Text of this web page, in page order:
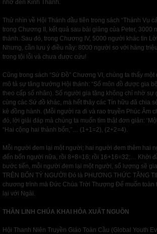
nhờ đến Kinh Thánh.
Thử nhìn về Hội Thánh đầu tiên trong sách “Thánh Vụ
trong Chương II, kết quả sau bài giảng của Peter, 3000
thánh. Sau đó, trong Chương IV, 5000 người khác tin
Nhưng, cần lưu ý điều nầy: 8000 người so với hàng
trong tội lỗi và chưa được cứu!
Cũng trong sách “Sứ Đồ” Chương VI, chúng ta thấy
mô tả sự tăng trưởng Hội thánh: “Số môn đồ được gia
theo cấp số nhân). Số người gia tăng không chỉ nhờ sự
cùng các Sứ đồ khác, mà hết thảy các Tín hữu đã chia
kẻ đồng hành. (Mỗi người ra đi và rao truyền Phúc Âm
đó, lời giải đáp mà chúng ta muốn tìm thật đơn giản:
“Hai cộng hai thành bốn,”… (1+1=2), (2+2=4).
Mỗi người đem lại một người; hai người đem thêm hai
đến bốn người nữa, rồi 8+8=16; rồi 16+16=32;… Khởi
bước tiến, mỗi người đem lại một người, số lượng sẽ
TRÊN BỐN TỶ NGƯỜI! Đó là PHƯƠNG THỨC TĂNG
chương trình mà Đức Chúa Trời Thượng Đế muốn toàn
lại với Ngài.
THẦN LINH CHÚA KHAI HỎA XUẤT NGUỒN
Hội Thanh Niên Truyền Giáo Toàn Cầu (Global Youth